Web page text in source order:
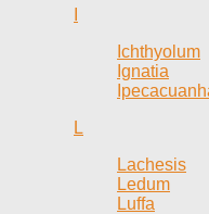
Ichthyolum
Ignatia
L
Lachesis
Ledum
Luffa